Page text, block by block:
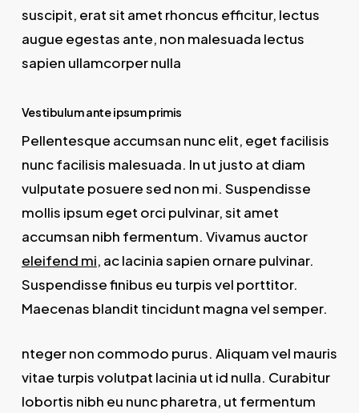
suscipit, erat sit amet rhoncus efficitur, lectus
augue egestas ante, non malesuada lectus
sapien ullamcorper nulla
Vestibulum ante ipsum primis
Pellentesque accumsan nunc elit, eget facilisis
nunc facilisis malesuada. In ut justo at diam
vulputate posuere sed non mi. Suspendisse
mollis ipsum eget orci pulvinar, sit amet
accumsan nibh fermentum. Vivamus auctor
eleifend mi, ac lacinia sapien ornare pulvinar.
Suspendisse finibus eu turpis vel porttitor.
Maecenas blandit tincidunt magna vel semper.
nteger non commodo purus. Aliquam vel mauris
vitae turpis volutpat lacinia ut id nulla. Curabitur
lobortis nibh eu nunc pharetra, ut fermentum